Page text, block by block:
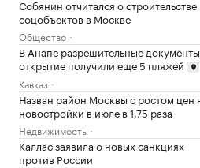
Собянин отчитался о строительстве
соцобъектов в Москве
Общество
В Анапе разрешительные
открытие получили еще 5 пляжей
Кавказ
Назван район Москвы с ростом цен
новостройки в июле в 1,75 раза
Недвижимость
Каллас заявила о новых санкциях
против России